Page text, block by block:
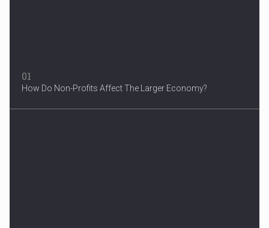
01
How Do Non-Profits Affect The Larger Economy?